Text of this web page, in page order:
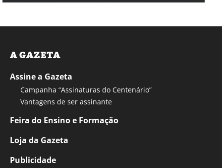
A GAZETA
Assine a Gazeta
Campanha “Assinaturas do Centenário”
Vantagens de ser assinante
Feira do Ensino e Formação
Loja da Gazeta
Publicidade